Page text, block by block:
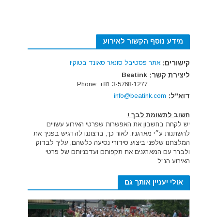
מידע נוסף הקשור לאירוע
קישורים: אתר פסטיבל סונאר סאונד בטוקיו
ליצירת קשר: Beatink
Phone: +81 3-5768-1277
דוא"ל: info@beatink.com
חשוב לתשומת לבך !
יש לקחת בחשבון את האפשרות שפרטי האירוע עשויים
להשתנות ע״י מארגניו. לאור כך, ברצוננו להדגיש בפניך את
המלצתנו שלפני ביצוע סידורי נסיעה כלשהם, עליך לבדוק
ולברר עם המארגנים את תקפותם ועדכניותם של פרטי
האירוע הנ"ל.
אולי יעניין אותך גם